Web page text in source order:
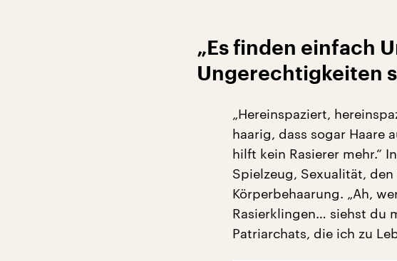
„Es finden einfach
Ungerechtigkeiten
„Hereinspaziert,
haarig, dass sogar Haare
hilft kein Rasierer mehr.“
Spielzeug, Sexualität,
Körperbehaarung. „Ah,
Rasierklingen… siehst du
Patriarchats, die ich zu